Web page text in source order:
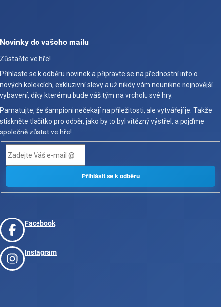
Novinky do vašeho mailu
Zůstaňte ve hře!
Přihlaste se k odběru novinek a připravte se na přednostní info o
nových kolekcích, exkluzivní slevy a už nikdy vám neunikne nejnovější
vybavení, díky kterému bude váš tým na vrcholu své hry.
Pamatujte, že šampioni nečekají na příležitosti, ale vytvářejí je. Takže
stiskněte tlačítko pro odběr, jako by to byl vítězný výstřel, a pojďme
společně zůstat ve hře!
Facebook
Instagram